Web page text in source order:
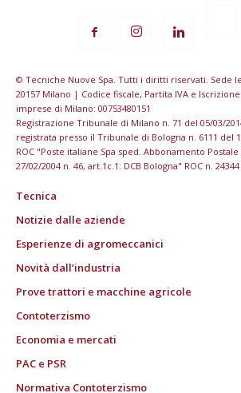
© Tecniche Nuove Spa. Tutti i diritti riservati. Sede
20157 Milano | Codice fiscale, Partita IVA e
imprese di Milano: 00753480151
Registrazione Tribunale di Milano n. 71 del 05/03/
registrata presso il Tribunale di Bologna n. 6111 del
ROC "Poste italiane Spa sped. Abbonamento Postale
27/02/2004 n. 46, art.1c.1: DCB Bologna" ROC n.
Tecnica
Notizie dalle aziende
Esperienze di agromeccanici
Novità dall’industria
Prove trattori e macchine agricole
Contoterzismo
Economia e mercati
PAC e PSR
Normativa Contoterzismo